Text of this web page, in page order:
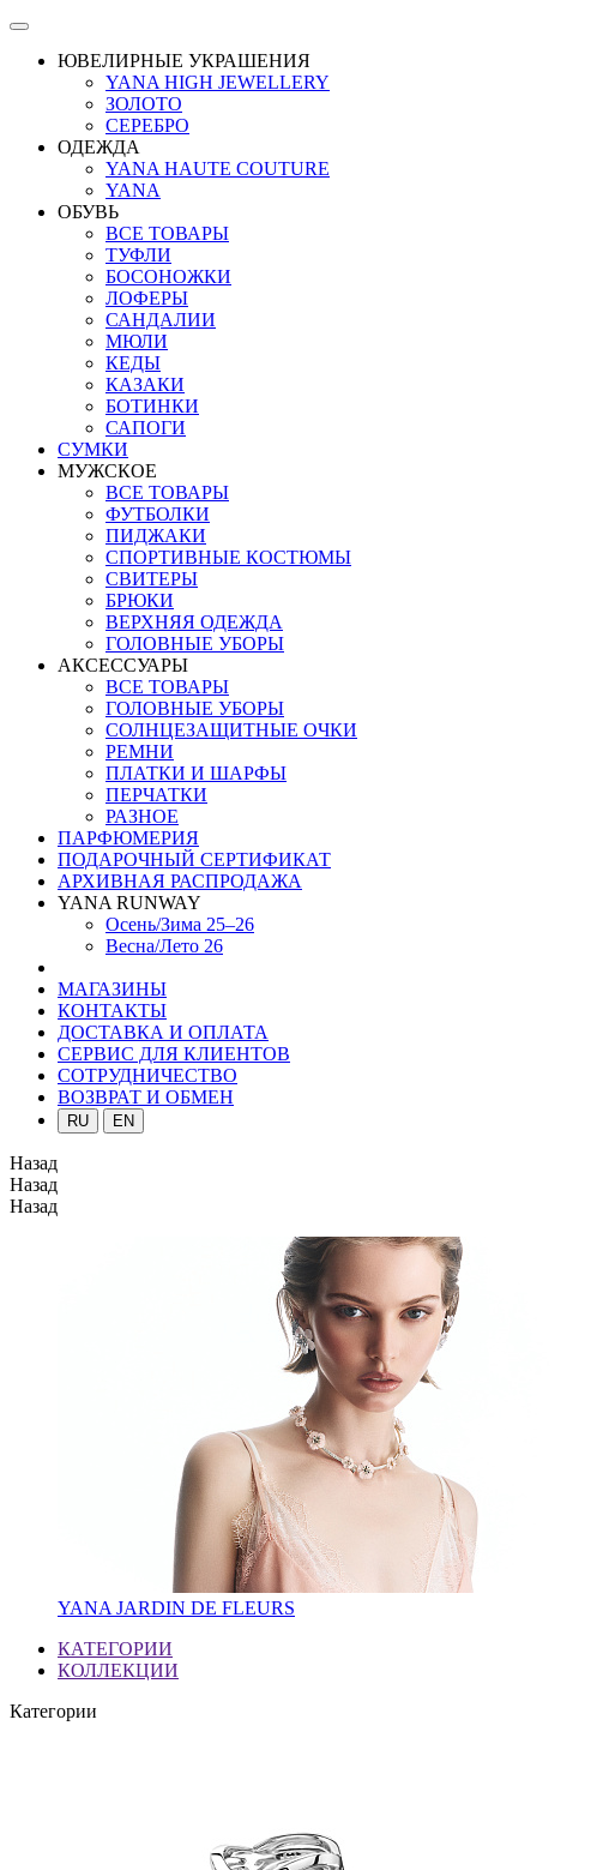
ЮВЕЛИРНЫЕ УКРАШЕНИЯ
YANA HIGH JEWELLERY
ЗОЛОТО
СЕРЕБРО
ОДЕЖДА
YANA HAUTE COUTURE
YANA
ОБУВЬ
ВСЕ ТОВАРЫ
ТУФЛИ
БОСОНОЖКИ
ЛОФЕРЫ
САНДАЛИИ
МЮЛИ
КЕДЫ
КАЗАКИ
БОТИНКИ
САПОГИ
СУМКИ
МУЖСКОЕ
ВСЕ ТОВАРЫ
ФУТБОЛКИ
ПИДЖАКИ
СПОРТИВНЫЕ КОСТЮМЫ
СВИТЕРЫ
БРЮКИ
ВЕРХНЯЯ ОДЕЖДА
ГОЛОВНЫЕ УБОРЫ
АКСЕССУАРЫ
ВСЕ ТОВАРЫ
ГОЛОВНЫЕ УБОРЫ
СОЛНЦЕЗАЩИТНЫЕ ОЧКИ
РЕМНИ
ПЛАТКИ И ШАРФЫ
ПЕРЧАТКИ
РАЗНОЕ
ПАРФЮМЕРИЯ
ПОДАРОЧНЫЙ СЕРТИФИКАТ
АРХИВНАЯ РАСПРОДАЖА
YANA RUNWAY
Осень/Зима 25–26
Весна/Лето 26
МАГАЗИНЫ
КОНТАКТЫ
ДОСТАВКА И ОПЛАТА
СЕРВИС ДЛЯ КЛИЕНТОВ
СОТРУДНИЧЕСТВО
ВОЗВРАТ И ОБМЕН
RU EN
Назад
Назад
Назад
YANA JARDIN DE FLEURS
КАТЕГОРИИ
КОЛЛЕКЦИИ
Категории